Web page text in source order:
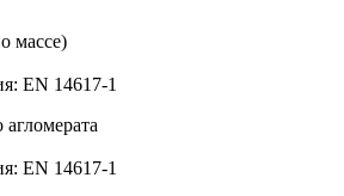
массе)
EN 14617-1
EN 14617-1